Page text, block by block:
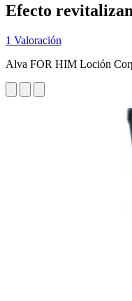
Efecto
1 Valoración
Alva FOR HIM Loción